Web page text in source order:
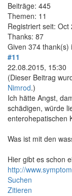
Beiträge: 445
Themen: 11
Registriert seit: Oct
Thanks: 87
Given 374 thank(s)
#11
22.08.2015, 15:30
(Dieser Beitrag
Nimrod.)
Ich hätte Angst,
schädigen, würde
enterohepatischen
Was ist mit den
Hier gibt es schon
http://
Suchen
Zitieren